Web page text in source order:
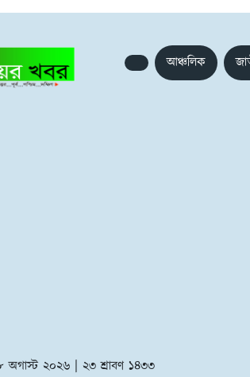
আঞ্চলিক
অগাস্ট ২০২৬ | ২৩ শ্রাবণ ১৪৩৩